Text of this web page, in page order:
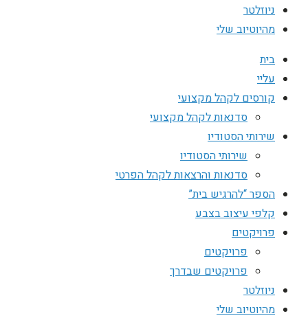
ניוזלטר
מהיוטיוב שלי
בית
עליי
קורסים לקהל מקצועי
סדנאות לקהל מקצועי
שירותי הסטודיו
שירותי הסטודיו
סדנאות והרצאות לקהל הפרטי
הספר “להרגיש בית”
קלפי עיצוב בצבע
פרויקטים
פרויקטים
פרויקטים שבדרך
ניוזלטר
מהיוטיוב שלי